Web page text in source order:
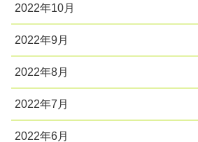
2022年10月
2022年9月
2022年8月
2022年7月
2022年6月